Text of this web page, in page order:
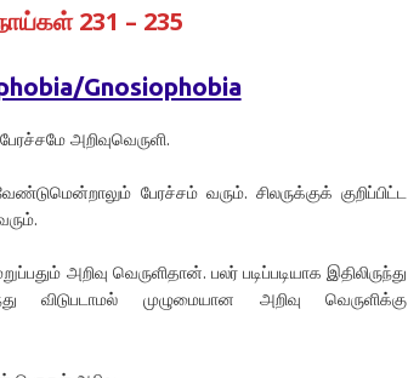
231 – 235
Gnosiophobia
அறிவுவெருளி.
பேரச்சம் வரும். சிலருக்குக் குறிப்பிட்ட
அறிவு வெருளிதான். பலர் படிப்படியாக இதிலிருந்து
விடுபடாமல் முழுமையான அறிவு வெருளிக்கு